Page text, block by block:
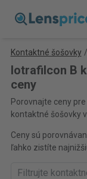
Kontaktné šošovky /
Iotrafilcon B
ceny
Porovnajte ceny
kontaktné šošovky
Ceny sú
ľahko zistíte